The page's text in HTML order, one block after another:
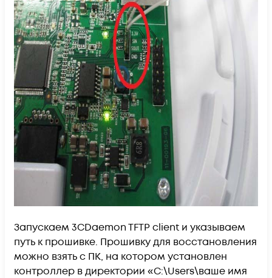
Запускаем 3CDaemon TFTP client и указываем
путь к прошивке. Прошивку для восстановления
можно взять с ПК, на котором установлен
контроллер в директории «C:\Users\ваше имя